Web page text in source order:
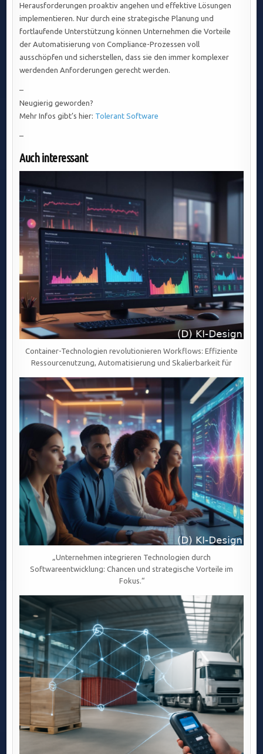
Herausforderungen proaktiv angehen und effektive Lösungen
implementieren. Nur durch eine strategische Planung und
fortlaufende Unterstützung können Unternehmen die Vorteile
der Automatisierung von Compliance-Prozessen voll
ausschöpfen und sicherstellen, dass sie den immer komplexer
werdenden Anforderungen gerecht werden.
–
Neugierig geworden?
Mehr Infos gibt’s hier: Tolerant Software
–
Auch interessant
Container-Technologien revolutionieren Workflows: Effiziente
Ressourcenutzung, Automatisierung und Skalierbarkeit für
„Unternehmen integrieren Technologien durch
Softwareentwicklung: Chancen und strategische Vorteile im
Fokus.“